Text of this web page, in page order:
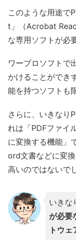
このような用途で
t」（Acrobat
な専用ソフトが必
ワープロソフトで
かけることができ
能を持つソフトも
さらに、いきなり
れは「PDFファイ
に変換する機能」
ord文書などに変
高いのではないで
いきな
が必要
トウェ